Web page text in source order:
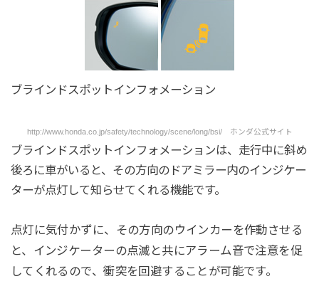
ブラインドスポットインフォメーション
http://www.honda.co.jp/safety/technology/scene/long/bsi/ ホンダ公式サイト
ブラインドスポットインフォメーションは、走行中に斜め
後ろに車がいると、その方向のドアミラー内のインジケー
ターが点灯して知らせてくれる機能です。
点灯に気付かずに、その方向のウインカーを作動させる
と、インジケーターの点滅と共にアラーム音で注意を促
してくれるので、衝突を回避することが可能です。